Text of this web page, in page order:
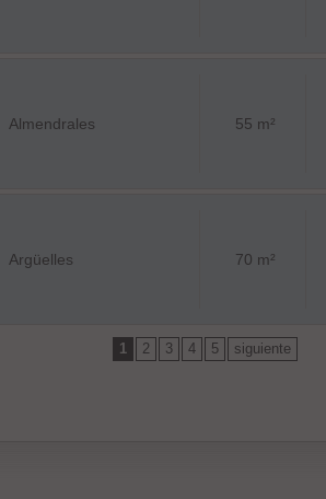
Almendrales 55 m²
Argüelles 70 m²
1 2 3 4 5 siguiente